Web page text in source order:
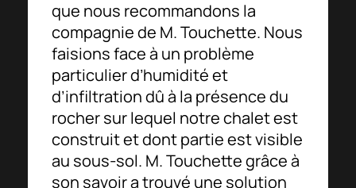
que nous recommandons la
compagnie de M. Touchette. Nous
faisions face à un problème
particulier d’humidité et
d’infiltration dû à la présence du
rocher sur lequel notre chalet est
construit et dont partie est visible
au sous-sol. M. Touchette grâce à
son savoir a trouvé une solution